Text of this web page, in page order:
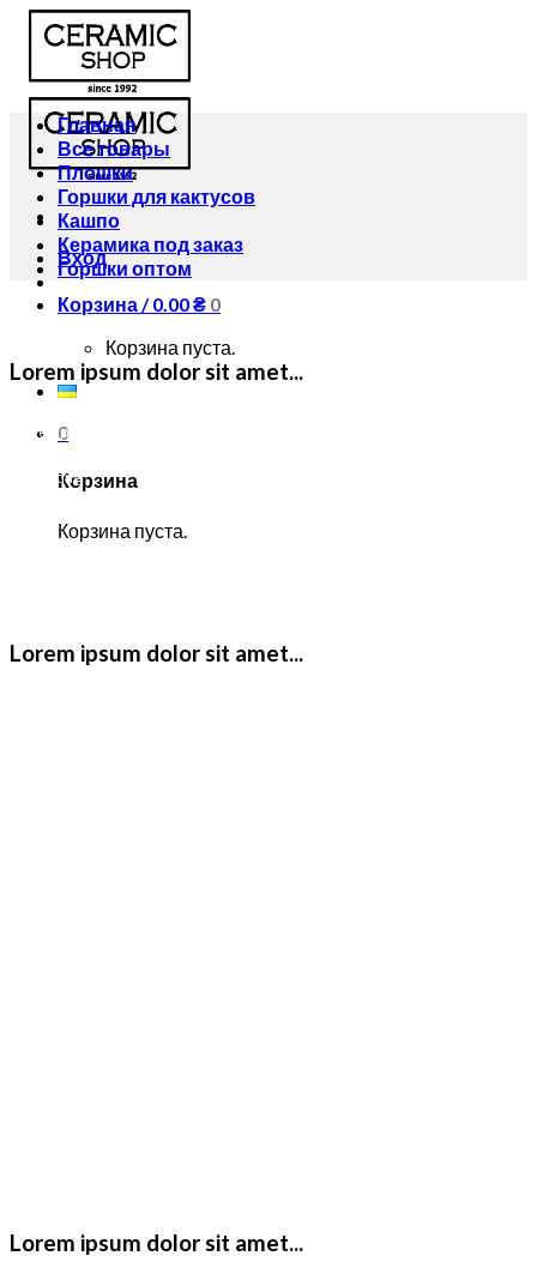
Вход
Корзина /0.00₴ 0
Корзина пуста.
0
Корзина
Корзина пуста.
Главная
Все товары
Плошки
Горшки для кактусов
Кашпо
Керамика под заказ
Горшки оптом
Lorem ipsum dolor sit amet...
Development
Marketing
Lorem ipsum dolor sit amet...
Lorem ipsum dolor sit amet...